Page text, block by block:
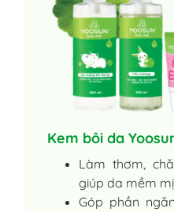
Kem bôi da
Làm thơm,
giúp da mềm
Góp phần